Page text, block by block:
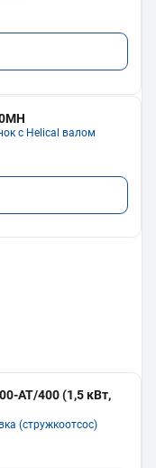
с Helical валом
AT/400 (1,5 кВт,
(стружкоотсос)